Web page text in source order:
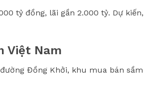
tỷ đồng, lãi gần 2.000 tỷ. Dự kiến,
Việt Nam
Đồng Khởi, khu mua bán sầm